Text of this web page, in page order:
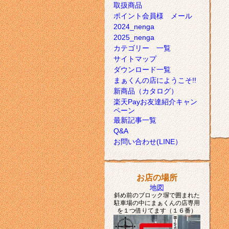
取扱商品
ポイント会員様 メール
2024_nenga
2025_nenga
カテゴリー 一覧
サイトマップ
ダウンロード一覧
まぁくんの店にようこそ!!
新商品（カタログ）
楽天Payお友達紹介キャン
ペーン
最新記事一覧
Q&A
お問い合わせ(LINE）
お店の場所
地図
斜め前のブロック塀で囲まれた
駐車場の中にまぁくんの店専用
を１つ借りてます（１６番）